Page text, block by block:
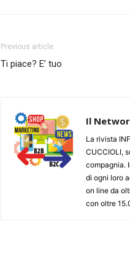
Previous article
Ti piace? E’ tuo
Il
La rivista
CUCCIOLI,
compagnia.
di ogni loro
on line da
con oltre